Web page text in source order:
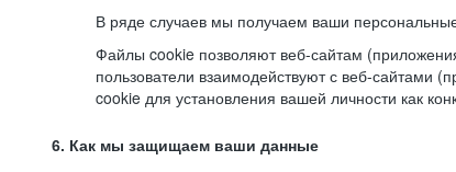
В ряде случаев мы получаем ваши
Файлы cookie позволяют веб-сайтам
пользователи взаимодействуют с веб-
cookie для установления вашей личности как
6. Как мы защищаем ваши данные